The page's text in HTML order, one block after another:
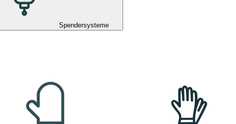
Spendersysteme